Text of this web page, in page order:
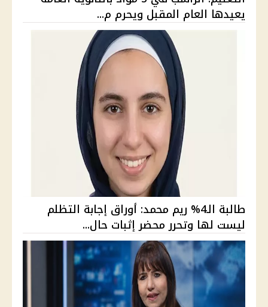
يعيدها العام المقبل ويحرم م...
طالبة الـ4% ريم محمد: أوراق إجابة التظلم
ليست لها وتحرر محضر إثبات حال...